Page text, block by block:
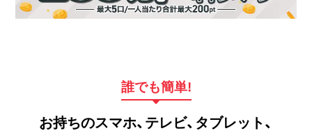
誰でも簡単!
お持ちのスマホ、テレビ、タブレット、